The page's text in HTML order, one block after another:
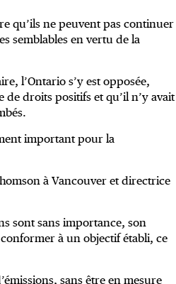
qu’ils ne peuvent pas continuer
semblables en vertu de la
l’Ontario s’y est opposée,
de droits positifs et qu’il n’y avait
important pour la
à Vancouver et directrice
sont sans importance, son
conformer à un objectif établi, ce
sans être en mesure